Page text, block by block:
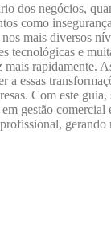
dos negócios,
como
mais diversos
tecnológicas e
mais rapidamente.
a essas
Com este
gestão comercial
gerando